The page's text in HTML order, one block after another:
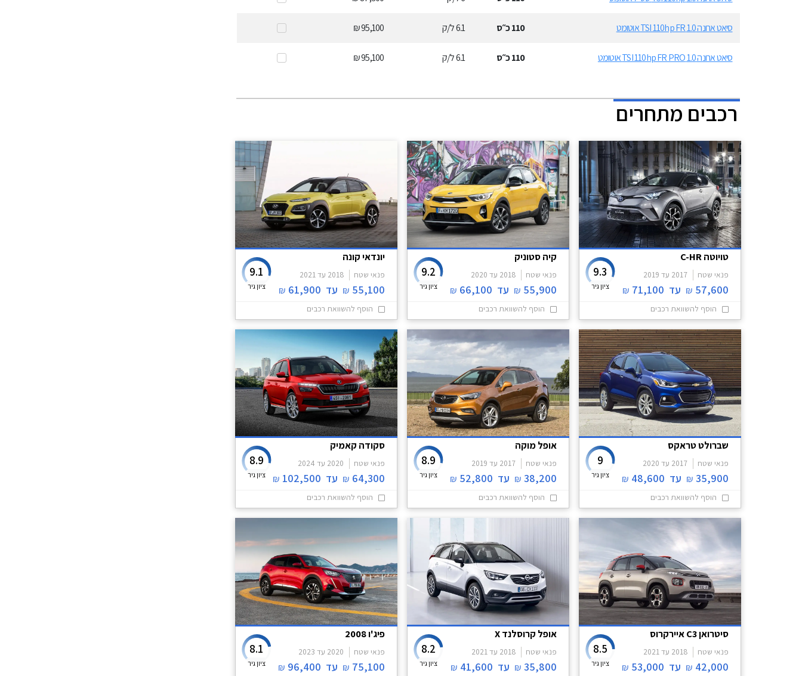
סיאט ארונה 1.0 TSI 110hp FR אוטומט 110כ״ס 6.1ל/ק 95,100 ₪
סיאט ארונה 1.0 TSI 110hp FR PRO אוטומט 110כ״ס 6.1ל/ק 95,100 ₪
רכבים מתחרים
טויוטה C-HR
פנאי שטח 2017 עד 2019
57,600
₪ עד 71,100
₪
9.3
ציון גיר
הוסף להשוואת רכבים
קיה סטוניק
פנאי שטח 2018 עד 2020
55,900
₪ עד 66,100
₪
9.2
ציון גיר
הוסף להשוואת רכבים
יונדאי קונה
פנאי שטח 2018 עד2021
55,100
₪ עד 61,900
₪
9.1
ציון גיר
הוסף להשוואת רכבים
שברולט טראקס
פנאי שטח 2017 עד 2020
35,900
₪ עד 48,600
₪
9
ציון גיר
הוסף להשוואת רכבים
אופל מוקה
פנאי שטח 2017 עד 2019
38,200
₪ עד 52,800
₪
8.9
ציון גיר
הוסף להשוואת רכבים
סקודה קאמיק
פנאי שטח 2020 עד 2024
64,300
₪ עד 102,500
₪
8.9
ציון גיר
הוסף להשוואת רכבים
סיטרואן C3 איירקרוס
פנאי שטח 2018 עד2021
42,000
₪ עד 53,000
₪
8.5
ציון גיר
אופל קרוסלנד X
פנאי שטח 2018 עד2021
35,800
₪ עד 41,600
₪
8.2
ציון גיר
פיג'ו 2008
פנאי שטח 2020 עד 2023
75,100
₪ עד 96,400
₪
8.1
ציון גיר